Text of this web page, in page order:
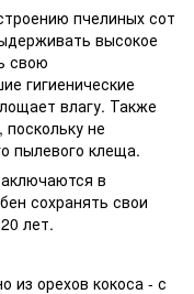
пчелиных сот
высокое
свою
гигиенические
влагу. Также
не
пылевого клеща.
в
сохранять свои
лет.
из орехов кокоса - с